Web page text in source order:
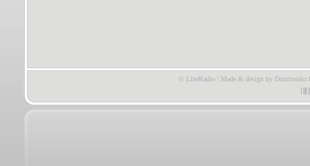
© LineRadio | Made & design by Dmitrienko